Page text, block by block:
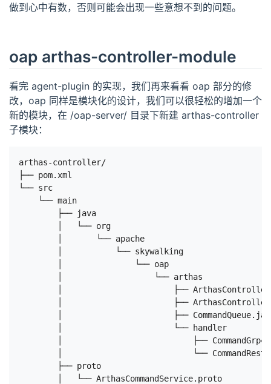
做到心中有数，否则可能会出现一些意想不到的问题。
oap arthas-controller-module
看完 agent-plugin 的实现，我们再来看看 oap 部分的修
改，oap 同样是模块化的设计，我们可以很轻松的增加一个
新的模块，在 /oap-server/ 目录下新建 arthas-controller
子模块：
arthas-controller/
├── pom.xml
└── src
    └── main
        ├── java
        │   └── org
        │       └── apache
        │           └── skywalking
        │               └── oap
        │                   └── arthas
│                       ├──
│                       ├──
│                       ├──
        │                       └── handler
│                           ├──
│                           └──
        ├── proto
        │   └── ArthasCommandService.proto